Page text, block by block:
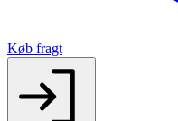
Køb fragt